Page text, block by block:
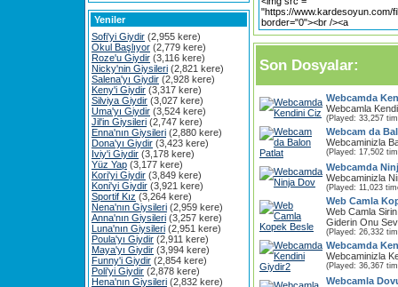
Yeniler
Sofi'yi Giydir (2,955 kere)
Okul Başlıyor (2,779 kere)
Roze'u Giydir (3,116 kere)
Nicky'nin Giysileri (2,821 kere)
Salena'yı Giydir (2,928 kere)
Keny'i Giydir (3,317 kere)
Silviya Giydir (3,027 kere)
Uma'yı Giydir (3,524 kere)
Jil'in Giysileri (2,747 kere)
Enna'nın Giysileri (2,880 kere)
Dona'yı Giydir (3,423 kere)
Iviy'i Giydir (3,178 kere)
Yüz Yap (3,177 kere)
Kori'yi Giydir (3,849 kere)
Koni'yi Giydir (3,921 kere)
Sportif Kız (3,264 kere)
Nena'nın Giysileri (2,959 kere)
Anna'nın Giysileri (3,257 kere)
Luna'nın Giysileri (2,951 kere)
Poula'yı Giydir (2,911 kere)
Maya'yı Giydir (3,994 kere)
Funny'i Giydir (2,854 kere)
Poli'yi Giydir (2,878 kere)
Hena'nın Giysileri (2,832 kere)
Son Dosyalar:
Webcamda
Webcamla
(Played: 33,257
Webcam da
Webcaminizla
(Played: 17,502
Webcamda
Webcaminizla
(Played: 11,023
Web Camla
Web Camla
Giderin Onu
(Played: 26,332
Webcamda
Webcaminizla
(Played: 36,367
Webcamla